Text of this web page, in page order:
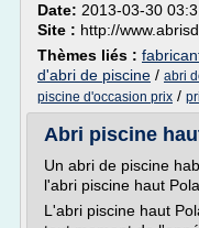
Date: 2013-03-30
Site : http://
Thèmes liés :
d'abri de piscine / abri
piscine d'occasion prix /
Abri piscine
Un abri de piscine
l'abri piscine haut
L'abri piscine haut